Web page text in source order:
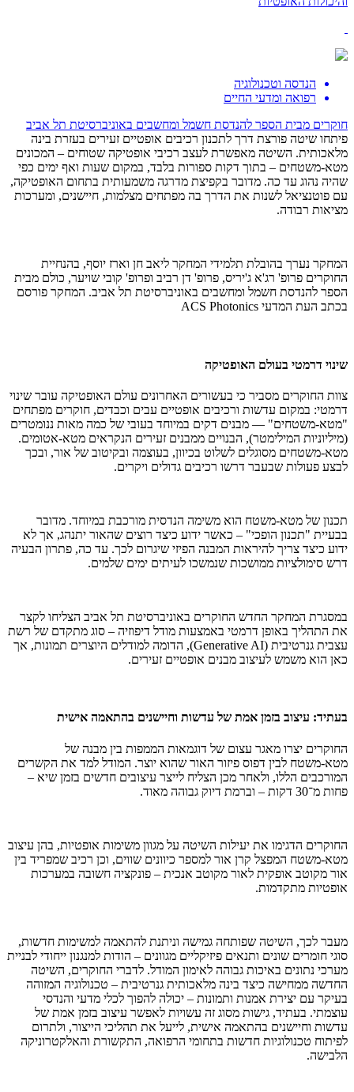
הנדסה וטכנולוגיה
רפואה ומדעי החיים
חוקרים מבית הספר להנדסת חשמל ומחשבים באוניברסיטת תל אביב
פיתחו שיטה פורצת דרך לתכנון רכיבים אופטיים זעירים בעזרת בינה
מלאכותית. השיטה מאפשרת לעצב רכיבי אופטיקה שטוחים – המכונים
מטא-משטחים – בתוך דקות ספורות בלבד, במקום שעות ואף ימים כפי
שהיה נהוג עד כה. מדובר בקפיצת מדרגה משמעותית בתחום האופטיקה,
עם פוטנציאל לשנות את הדרך בה מפתחים מצלמות, חיישנים, ומערכות
מציאות רבודה.
המחקר נערך בהובלת תלמידי המחקר ליאב חן וארז יוסף, בהנחיית
החוקרים פרופ' רג'א ג'יריס, פרופ' דן רביב ופרופ' קובי שויער, כולם מבית
הספר להנדסת חשמל ומחשבים באוניברסיטת תל אביב. המחקר פורסם
בכתב העת המדעי ACS Photonics
שינוי דרמטי בעולם האופטיקה
צוות החוקרים מסביר כי בעשורים האחרונים עולם האופטיקה עובר שינוי
דרמטי: במקום עדשות ורכיבים אופטיים עבים וכבדים, חוקרים מפתחים
"מטא-משטחים" — מבנים דקים במיוחד בעובי של כמה מאות ננומטרים
(מיליוניות המילימטר), הבנויים ממבנים זעירים הנקראים מטא-אטומים.
מטא-משטחים מסוגלים לשלוט בכיוון, בעוצמה ובקיטוב של אור, ובכך
לבצע פעולות שבעבר דרשו רכיבים גדולים ויקרים.
תכנון של מטא-משטח הוא משימה הנדסית מורכבת במיוחד. מדובר
בבעיית "תכנון הופכי" – כאשר ידוע כיצד רוצים שהאור יתנהג, אך לא
ידוע כיצד צריך להיראות המבנה הפיזי שיגרום לכך. עד כה, פתרון הבעיה
דרש סימולציות ממושכות שנמשכו לעיתים ימים שלמים.
במסגרת המחקר החדש החוקרים באוניברסיטת תל אביב הצליחו לקצר
את התהליך באופן דרמטי באמצעות מודל דיפוזיה – סוג מתקדם של רשת
עצבית גנרטיבית (Generative AI), הדומה למודלים היוצרים תמונות, אך
כאן הוא משמש לעיצוב מבנים אופטיים זעירים.
בעתיד: עיצוב בזמן אמת של עדשות וחיישנים בהתאמה אישית
החוקרים יצרו מאגר עצום של דוגמאות הממפות בין מבנה של
מטא-משטח לבין דפוס פיזור האור שהוא יוצר. המודל למד את הקשרים
המורכבים הללו, ולאחר מכן הצליח לייצר עיצובים חדשים בזמן שיא –
פחות מ־30 דקות – וברמת דיוק גבוהה מאוד.
החוקרים הדגימו את יעילות השיטה על מגוון משימות אופטיות, בהן עיצוב
מטא-משטח המפצל קרן אור למספר כיוונים שווים, וכן רכיב שמפריד בין
אור מקוטב אופקית לאור מקוטב אנכית – פונקציה חשובה במערכות
אופטיות מתקדמות.
מעבר לכך, השיטה שפותחה גמישה וניתנת להתאמה למשימות חדשות,
סוגי חומרים שונים ותנאים פיזיקליים מגוונים – הודות למנגנון ייחודי לבניית
מערכי נתונים באיכות גבוהה לאימון המודל. לדברי החוקרים, השיטה
החדשה ממחישה כיצד בינה מלאכותית גנרטיבית – טכנולוגיה המזוהה
בעיקר עם יצירת אמנות ותמונות – יכולה להפוך לכלי מדעי והנדסי
עוצמתי. בעתיד, גישות מסוג זה עשויות לאפשר עיצוב בזמן אמת של
עדשות וחיישנים בהתאמה אישית, לייעל את תהליכי הייצור, ולתרום
לפיתוח טכנולוגיות חדשות בתחומי הרפואה, התקשורת והאלקטרוניקה
הלבישה.